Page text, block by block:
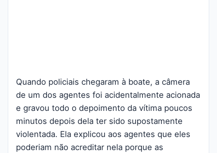
Quando policiais chegaram à boate, a câmera
de um dos agentes foi acidentalmente acionada
e gravou todo o depoimento da vítima poucos
minutos depois dela ter sido supostamente
violentada. Ela explicou aos agentes que eles
poderiam não acreditar nela porque as